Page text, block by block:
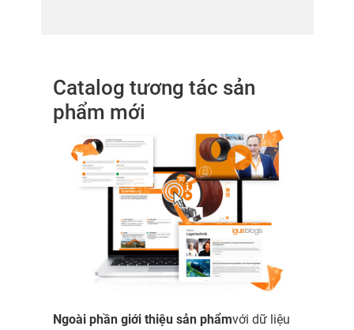
Catalog tương tác sản
phẩm mới
Ngoài phần giới thiệu sản phẩmvới dữ liệu